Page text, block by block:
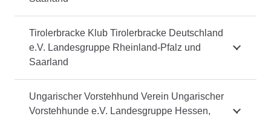
Tirolerbracke Klub Tirolerbracke Deutschland
e.V. Landesgruppe Rheinland-Pfalz und
Saarland
Ungarischer Vorstehhund Verein Ungarischer
Vorstehhunde e.V. Landesgruppe Hessen,